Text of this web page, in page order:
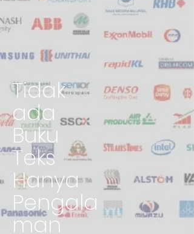
Tidak
ada
Buku
Teks
Hanya
Pengala
man